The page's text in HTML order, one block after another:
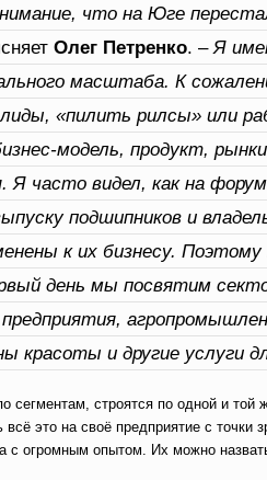
что на Юге
Олег Петренко. –Я
масштаба. К
«пилить рилсы» или
модель, продукт,
Я часто видел, как на
подшипников и
к их бизнесу.
день мы посвятим
и другие услуги
строятся по одной и той
всё это на своё предприятие с
огромным опытом. Их можно